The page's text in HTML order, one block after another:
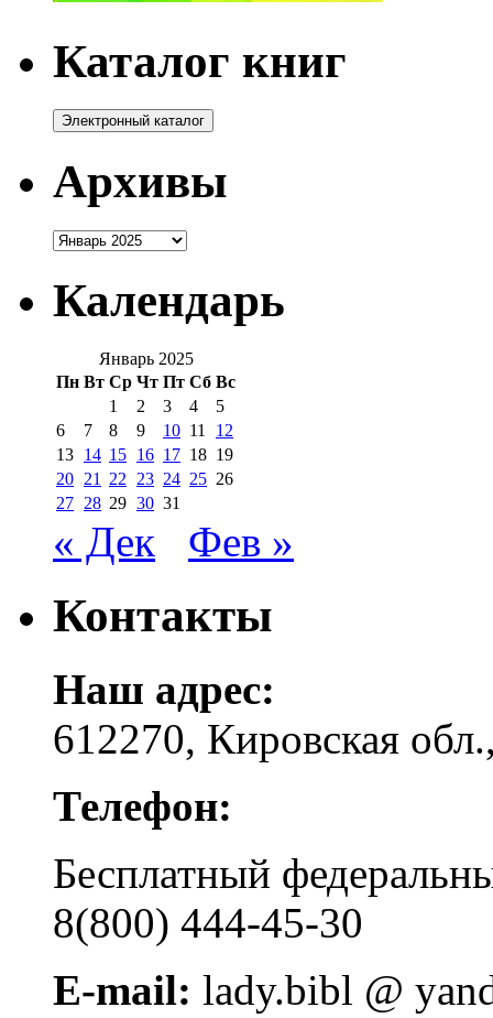
Каталог книг
Архивы
Архивы
Календарь
Январь 2025
Пн Вт Ср Чт Пт Сб Вс
1
2 3 4
5
6
7 8 9 10 11
12
13 14 15 16 17 18 19
20 21 22 23 24 25 26
27 28 29 30 31
« Дек Фев »
Контакты
Наш адрес:
612270, Кировская
Телефон:
Бесплатный
8(800) 444-45-30
E-mail: lady.bibl @